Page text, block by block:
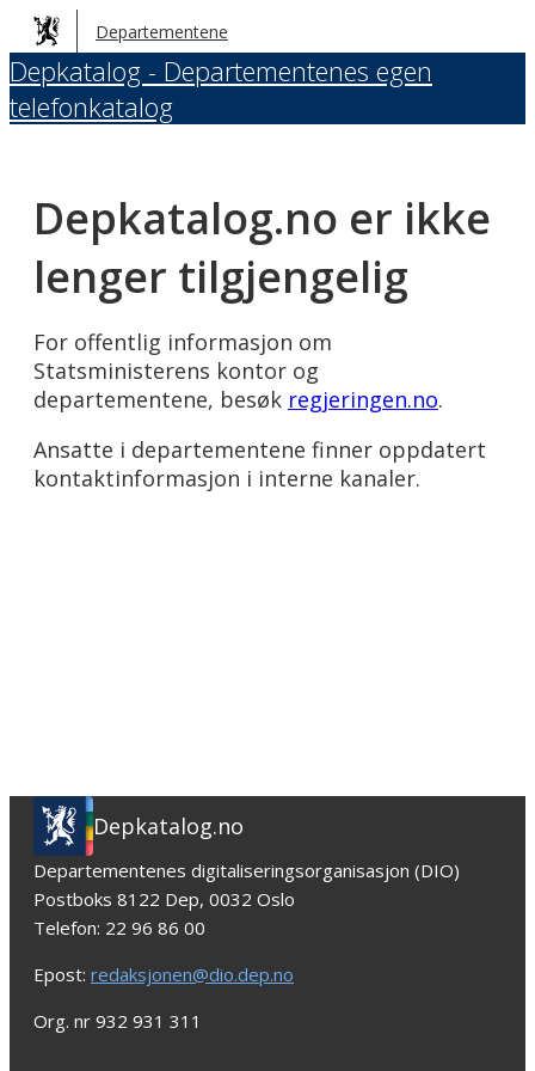
Hopp
til
hovedinnhold
Departementene
Depkatalog - Departementenes egen
telefonkatalog
Depkatalog.no er ikke
lenger tilgjengelig
For offentlig informasjon om
Statsministerens kontor og
departementene, besøk regjeringen.no.
Ansatte i departementene finner oppdatert
kontaktinformasjon i interne kanaler.
Depkatalog.no
Departementenes digitaliseringsorganisasjon (DIO)
Postboks 8122 Dep, 0032 Oslo
Telefon: 22 96 86 00
Epost: redaksjonen@dio.dep.no
Org. nr 932 931 311